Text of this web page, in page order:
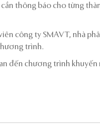
thông báo cho từng
công ty SMAVT, nhà
trình.
đến chương trình khuyến